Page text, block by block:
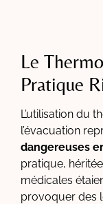
Le
Pratique
L’utilisation du
l’évacuation
dangereuses
pratique,
médicales
provoquer des